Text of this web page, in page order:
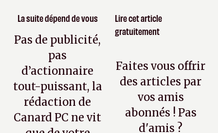
La suite dépend de vous
Pas de publicité,
pas
d’actionnaire
tout-puissant, la
rédaction de
Canard PC ne vit
Lire cet article
gratuitement
Faites vous offrir
des articles par
vos amis
abonnés ! Pas
d'amis ?